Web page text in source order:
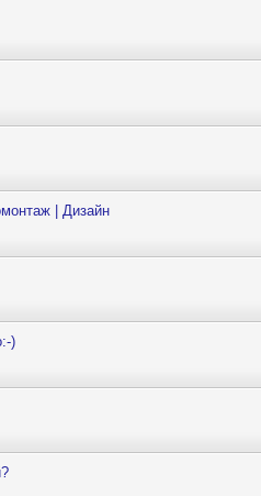
| Дизайн
)